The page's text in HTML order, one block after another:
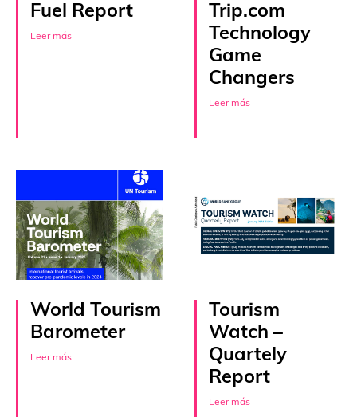
Fuel Report
Leer más
Trip.com
Technology
Game
Changers
Leer más
World Tourism
Barometer
Leer más
Tourism
Watch –
Quartely
Report
Leer más